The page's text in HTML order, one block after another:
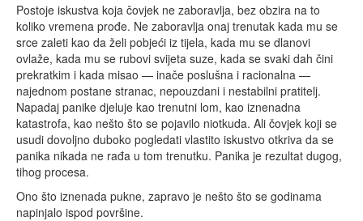
Postoje iskustva koja čovjek ne zaboravlja, bez obzira na to
koliko vremena prođe. Ne zaboravlja onaj trenutak kada mu se
srce zaleti kao da želi pobjeći iz tijela, kada mu se dlanovi
ovlaže, kada mu se rubovi svijeta suze, kada se svaki dah čini
prekratkim i kada misao — inače poslušna i racionalna —
najednom postane stranac, nepouzdani i nestabilni pratitelj.
Napadaj panike djeluje kao trenutni lom, kao iznenadna
katastrofa, kao nešto što se pojavilo niotkuda. Ali čovjek koji se
usudi dovoljno duboko pogledati vlastito iskustvo otkriva da se
panika nikada ne rađa u tom trenutku. Panika je rezultat dugog,
tihog procesa.
Ono što iznenada pukne, zapravo je nešto što se godinama
napinjalo ispod površine.